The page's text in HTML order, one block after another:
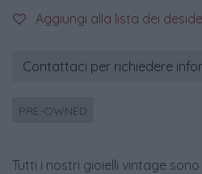
Aggiungi alla lista dei
Contattaci per richiedere
PRE-OWNED
Tutti i nostri gioielli vintage